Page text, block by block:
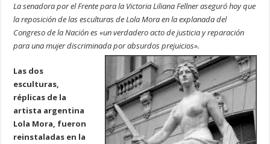
La senadora por el Frente para la Victoria Liliana Fellner aseguró hoy que
la reposición de las esculturas de Lola Mora en la explanada del
Congreso de la Nación es «un verdadero acto de justicia y reparación
para una mujer discriminada por absurdos prejuicios».
Las dos
esculturas,
réplicas de la
artista argentina
Lola Mora, fueron
reinstaladas en la